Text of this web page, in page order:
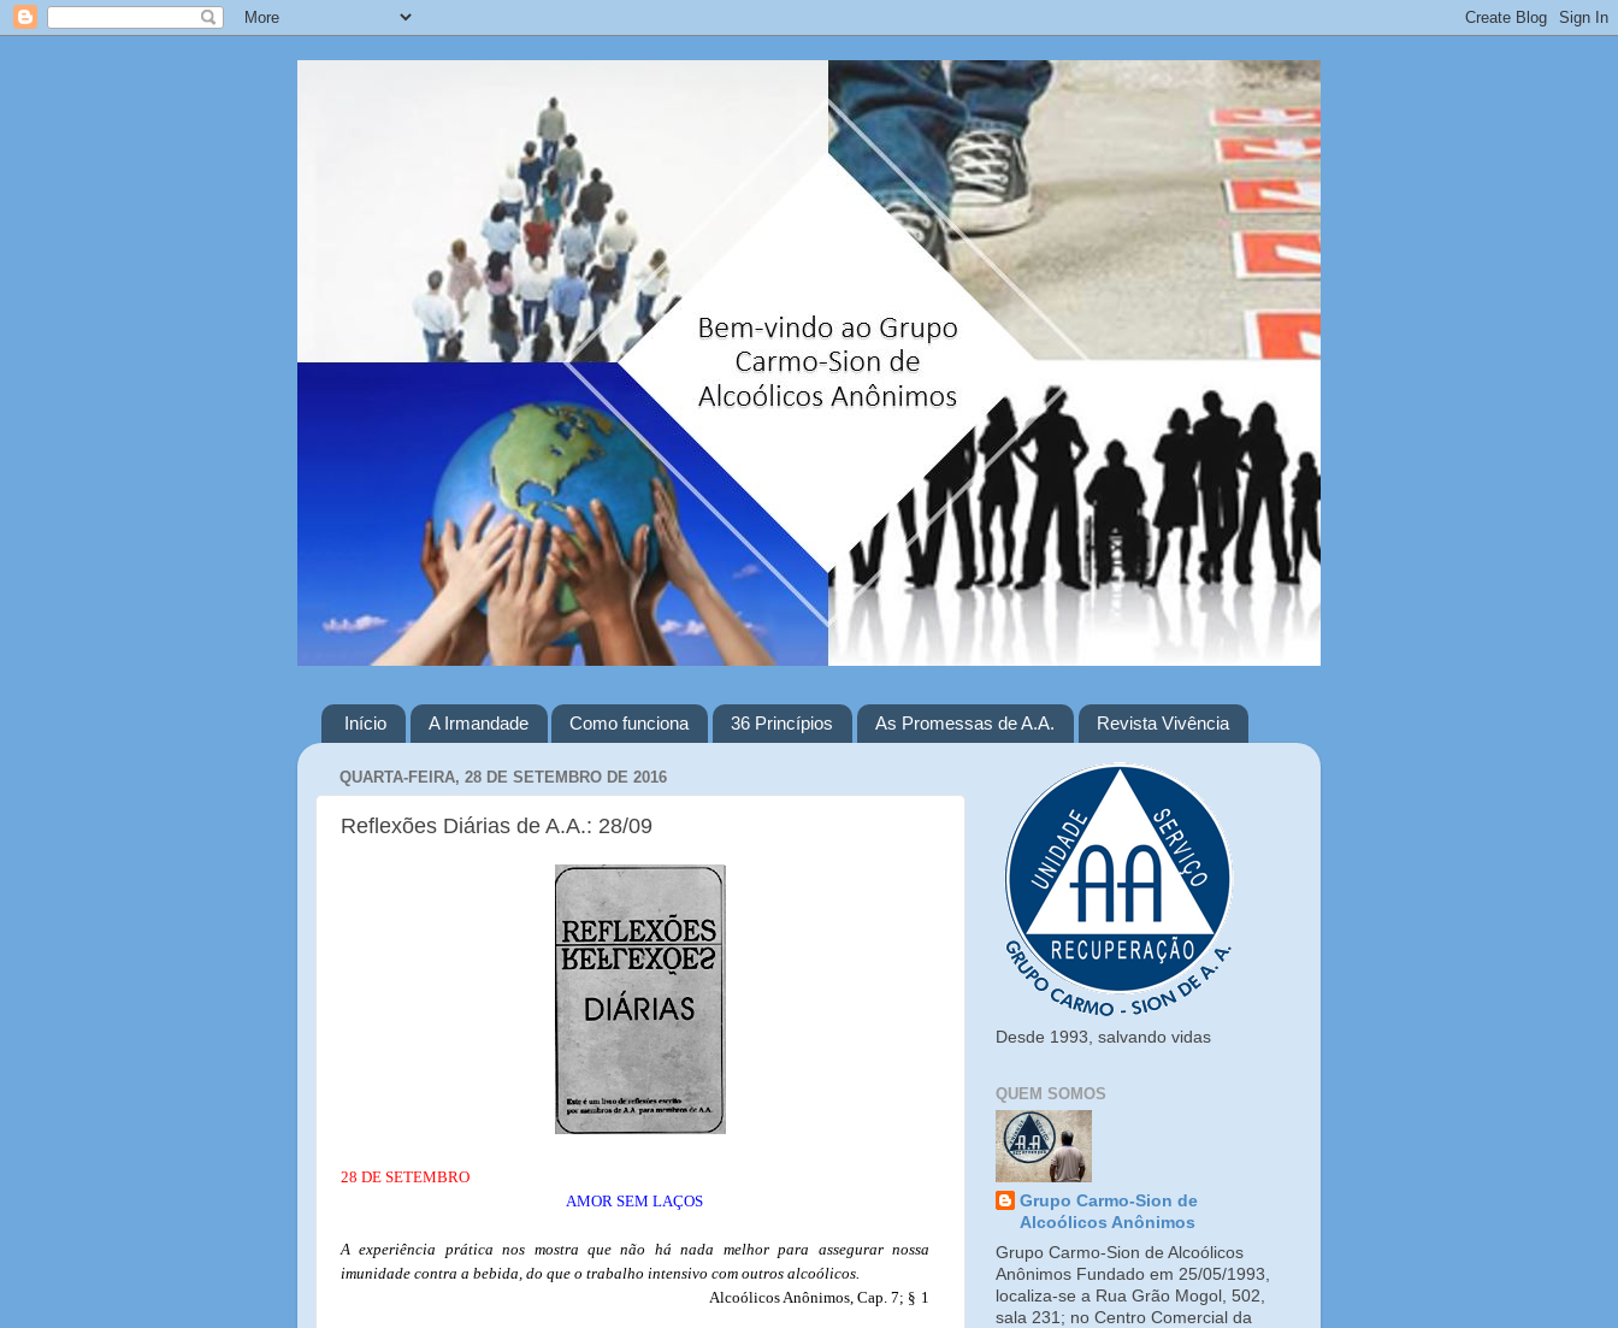
Início A Irmandade Como funciona 36 Princípios As Promessas de A.A. Revista Vivência
QUARTA-FEIRA, 28 DE SETEMBRO DE 2016
Reflexões Diárias de A.A.: 28/09
28 DE SETEMBRO
AMOR SEM LAÇOS
A experiência prática nos mostra que não há nada melhor para assegurar nossa
imunidade contra a bebida, do que o trabalho intensivo com outros alcoólicos.
Alcoólicos Anônimos, Cap. 7; § 1
Desde 1993, salvando vidas
QUEM SOMOS
Grupo Carmo-Sion de
Alcoólicos Anônimos
Grupo Carmo-Sion de Alcoólicos
Anônimos Fundado em 25/05/1993,
localiza-se a Rua Grão Mogol, 502,
sala 231; no Centro Comercial da